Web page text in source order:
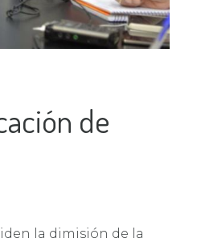
de
la dimisión de la